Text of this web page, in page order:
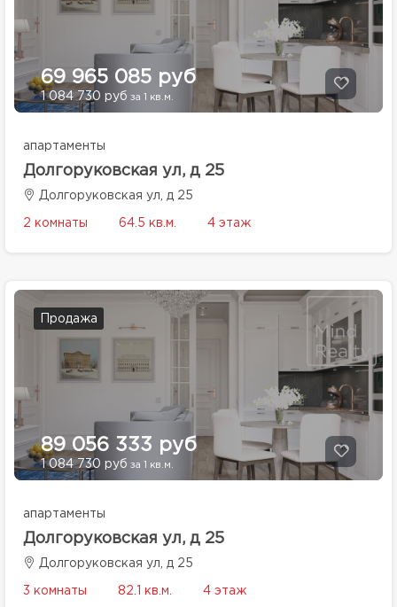
69 965 085 руб
1 084 730 руб за 1 кв.м.
апартаменты
Долгоруковская ул, д 25
Долгоруковская ул, д 25
2 комнаты 64.5 кв.м. 4 этаж
Продажа
89 056 333 руб
1 084 730 руб за 1 кв.м.
апартаменты
Долгоруковская ул, д 25
Долгоруковская ул, д 25
3 комнаты 82.1 кв.м. 4 этаж